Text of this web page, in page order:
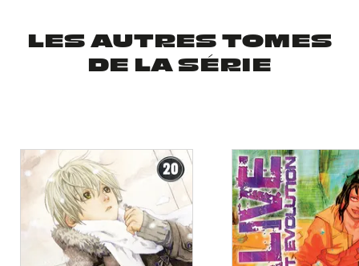
LES AUTRES TOMES
DE LA SÉRIE